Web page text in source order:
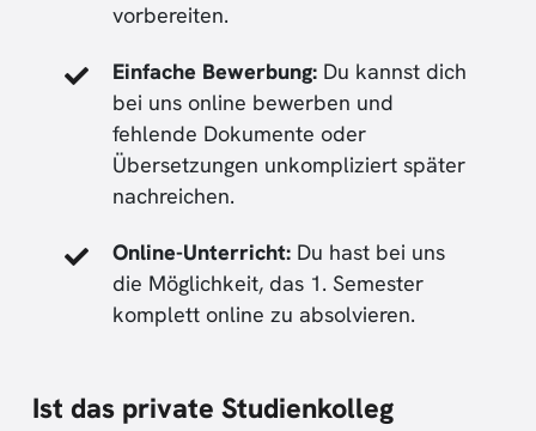
vorbereiten.
Einfache Bewerbung: Du kannst dich
bei uns online bewerben und
fehlende Dokumente oder
Übersetzungen unkompliziert später
nachreichen.
Online-Unterricht: Du hast bei uns
die Möglichkeit, das 1. Semester
komplett online zu absolvieren.
Ist das private Studienkolleg